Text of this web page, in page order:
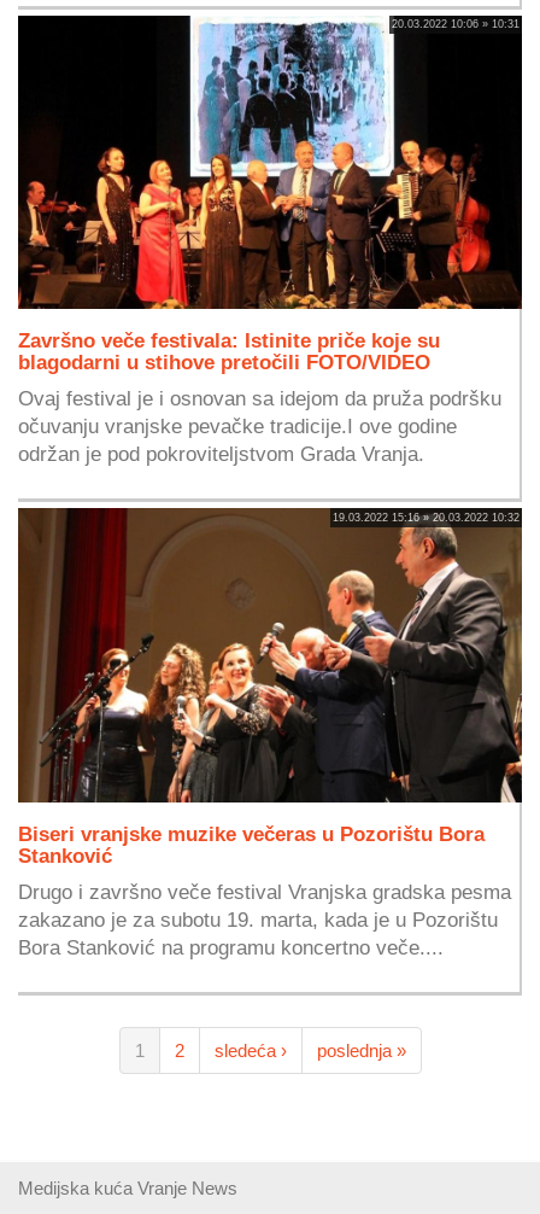
20.03.2022 10:06 » 10:31
Završno veče festivala: Istinite priče koje su
blagodarni u stihove pretočili FOTO/VIDEO
Ovaj festival je i osnovan sa idejom da pruža podršku
očuvanju vranjske pevačke tradicije.I ove godine
održan je pod pokroviteljstvom Grada Vranja.
19.03.2022 15:16 » 20.03.2022 10:32
Biseri vranjske muzike večeras u Pozorištu Bora
Stanković
Drugo i završno veče festival Vranjska gradska pesma
zakazano je za subotu 19. marta, kada je u Pozorištu
Bora Stanković na programu koncertno veče....
1 2 sledeća › poslednja »
Medijska kuća Vranje News